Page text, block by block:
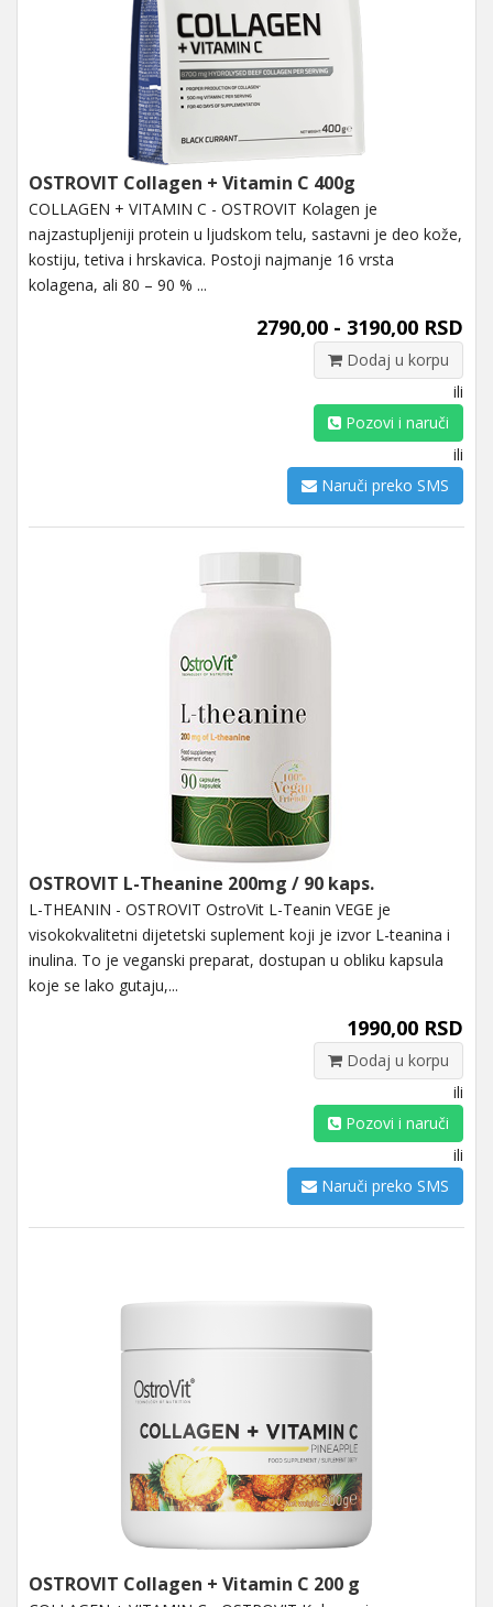
OSTROVIT Collagen + Vitamin C 400g
COLLAGEN + VITAMIN C - OSTROVIT Kolagen je
najzastupljeniji protein u ljudskom telu, sastavni je deo kože,
kostiju, tetiva i hrskavica. Postoji najmanje 16 vrsta
kolagena, ali 80 – 90 % ...
2790,00 - 3190,00 RSD
Dodaj u korpu
ili
Pozovi i naruči
ili
Naruči preko SMS
OSTROVIT L-Theanine 200mg / 90 kaps.
L-THEANIN - OSTROVIT OstroVit L-Teanin VEGE je
visokokvalitetni dijetetski suplement koji je izvor L-teanina i
inulina. To je veganski preparat, dostupan u obliku kapsula
koje se lako gutaju,...
1990,00 RSD
Dodaj u korpu
ili
Pozovi i naruči
ili
Naruči preko SMS
OSTROVIT Collagen + Vitamin C 200 g